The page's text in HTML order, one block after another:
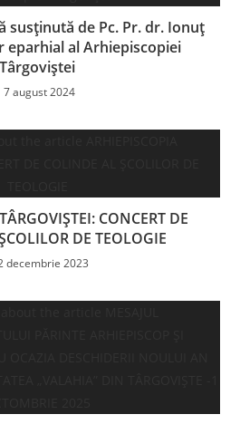
susținută de Pc. Pr. dr. Ionuț
eparhial al Arhiepiscopiei
Târgoviștei
7 august 2024
CONCERT DE
DE TEOLOGIE
decembrie 2023